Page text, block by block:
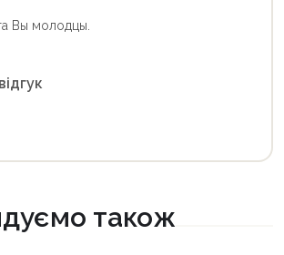
Вы молодцы.
також